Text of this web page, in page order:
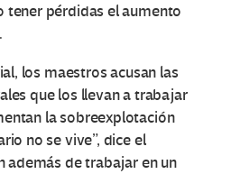
tener pérdidas el aumento
los maestros acusan las
que los llevan a trabajar
la sobreexplotación
no se vive”, dice el
además de trabajar en un